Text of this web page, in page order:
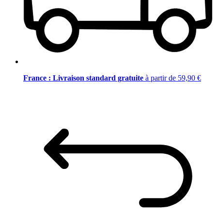
France : Livraison standard gratuite à partir de 59,90 €